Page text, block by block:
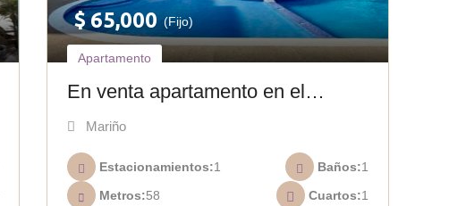
$65,000 (Fijo)
Apartamento
En venta apartamento en el
conjunto La Marina A-031
Mariño
Estacionamientos 1 Baños 1
Metros 58 Cuartos 1